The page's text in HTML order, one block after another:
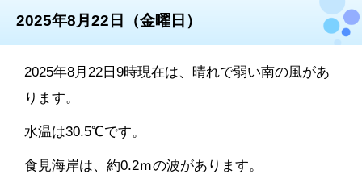
2025年8月22日（金曜日）
2025年8月22日9時現在は、晴れで弱い南の風があ
ります。
水温は30.5℃です。
食見海岸は、約0.2ｍの波があります。